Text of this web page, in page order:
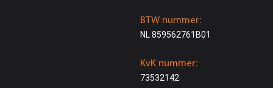
BTW nummer:
NL 859562761B01
KvK nummer:
73532142